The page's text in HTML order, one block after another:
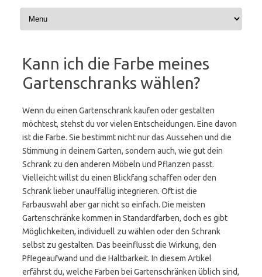
Kann ich die Farbe meines
Gartenschranks wählen?
Wenn du einen Gartenschrank kaufen oder gestalten
möchtest, stehst du vor vielen Entscheidungen. Eine davon
ist die Farbe. Sie bestimmt nicht nur das Aussehen und die
Stimmung in deinem Garten, sondern auch, wie gut dein
Schrank zu den anderen Möbeln und Pflanzen passt.
Vielleicht willst du einen Blickfang schaffen oder den
Schrank lieber unauffällig integrieren. Oft ist die
Farbauswahl aber gar nicht so einfach. Die meisten
Gartenschränke kommen in Standardfarben, doch es gibt
Möglichkeiten, individuell zu wählen oder den Schrank
selbst zu gestalten. Das beeinflusst die Wirkung, den
Pflegeaufwand und die Haltbarkeit. In diesem Artikel
erfährst du, welche Farben bei Gartenschränken üblich sind,